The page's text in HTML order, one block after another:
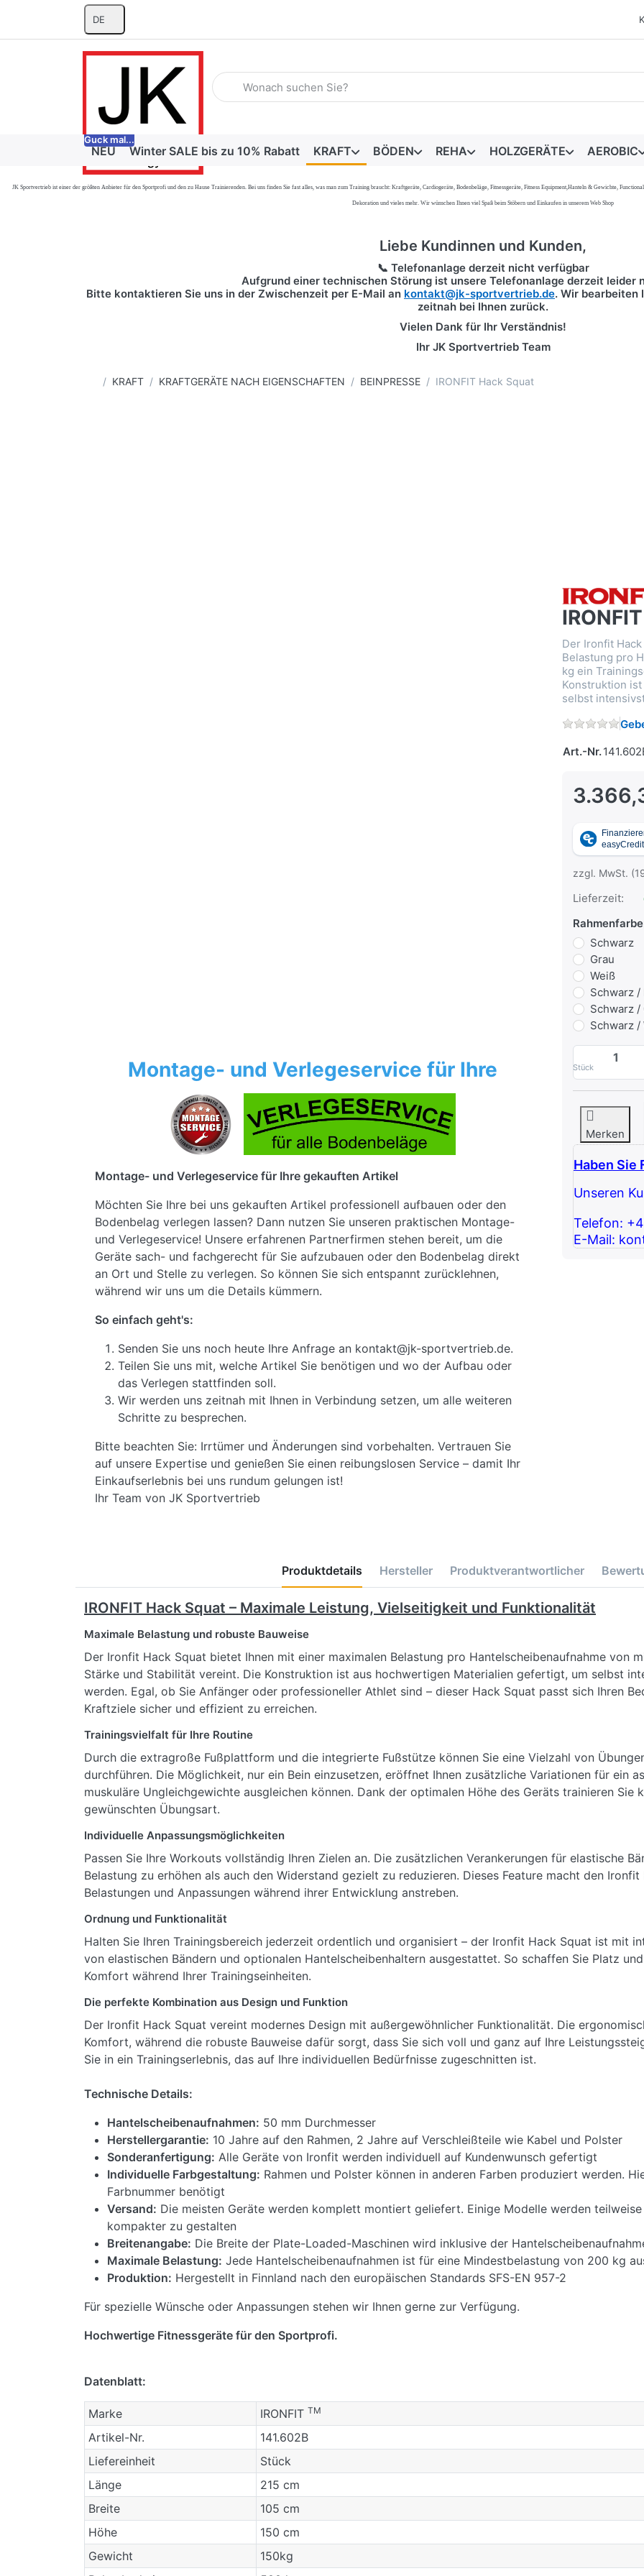
DE
Geben Sie einen Suchbegriff ein. Während Sie tippen, erscheinen automatisch
NEU
Guck mal...
Winter SALE bis zu 10% Rabatt KRAFT BÖDEN REHA HOLZGERÄTE AEROBIC
JK Sportvertrieb ist einer der größten Anbieter für den Sportprofi und den zu Hause Trainierenden. Bei uns finden Sie fast alles, was man zum Training braucht: Kraftgeräte, Cardiogeräte, Bodenbeläge, Fitnessgeräte, Fitness Equipment,Hanteln & Gewichte,
Dekoration und vieles mehr. Wir wünschen Ihnen viel Spaß beim Stöbern und Einkaufen in unserem Web Shop
Liebe Kundinnen und Kunden,
📞 Telefonanlage derzeit nicht verfügbar
Aufgrund einer technischen Störung ist unsere Telefonanlage derzeit leider
Bitte kontaktieren Sie uns in der Zwischenzeit per E-Mail an kontakt@jk-sportvertrieb.de. Wir bearbeiten
zeitnah bei Ihnen zurück.
Vielen Dank für Ihr Verständnis!
Ihr JK Sportvertrieb Team
Startseite
KRAFT KRAFTGERÄTE NACH EIGENSCHAFTEN BEINPRESSE IRONFIT Hack Squat
Montage- und Verlegeservice für Ihre
Montage- und Verlegeservice für Ihre gekauften Artikel
Möchten Sie Ihre bei uns gekauften Artikel professionell aufbauen oder den
Bodenbelag verlegen lassen? Dann nutzen Sie unseren praktischen Montage-
und Verlegeservice! Unsere erfahrenen Partnerfirmen stehen bereit, um die
Geräte sach- und fachgerecht für Sie aufzubauen oder den Bodenbelag direkt
an Ort und Stelle zu verlegen. So können Sie sich entspannt zurücklehnen,
während wir uns um die Details kümmern.
So einfach geht's:
Senden Sie uns noch heute Ihre Anfrage an kontakt@jk-sportvertrieb.de.
Teilen Sie uns mit, welche Artikel Sie benötigen und wo der Aufbau oder
das Verlegen stattfinden soll.
Wir werden uns zeitnah mit Ihnen in Verbindung setzen, um alle weiteren
Schritte zu besprechen.
Bitte beachten Sie: Irrtümer und Änderungen sind vorbehalten. Vertrauen Sie
auf unsere Expertise und genießen Sie einen reibungslosen Service – damit Ihr
Einkaufserlebnis bei uns rundum gelungen ist!
Ihr Team von JK Sportvertrieb
Der Ironfit
Belastung pro
kg ein
Konstruktion
selbst
Art.-Nr.
zzgl. MwSt.
Lieferzeit:
Schwarz
Grau
Weiß
Schwarz /
Schwarz /
Schwarz /
Stück
Merken
Haben Sie
Unseren
Telefon:
E-Mail:
Produktdetails Hersteller Produktverantwortlicher
IRONFIT Hack Squat – Maximale Leistung, Vielseitigkeit und Funktionalität
Maximale Belastung und robuste Bauweise
Der Ironfit Hack Squat bietet Ihnen mit einer maximalen Belastung pro Hantelscheibenaufnahme von
Stärke und Stabilität vereint. Die Konstruktion ist aus hochwertigen Materialien gefertigt, um selbst
werden. Egal, ob Sie Anfänger oder professioneller Athlet sind – dieser Hack Squat passt sich Ihren
Kraftziele sicher und effizient zu erreichen.
Trainingsvielfalt für Ihre Routine
Durch die extragroße Fußplattform und die integrierte Fußstütze können Sie eine Vielzahl von
durchführen. Die Möglichkeit, nur ein Bein einzusetzen, eröffnet Ihnen zusätzliche Variationen für ein
muskuläre Ungleichgewichte ausgleichen können. Dank der optimalen Höhe des Geräts trainieren
gewünschten Übungsart.
Individuelle Anpassungsmöglichkeiten
Passen Sie Ihre Workouts vollständig Ihren Zielen an. Die zusätzlichen Verankerungen für elastische
Belastung zu erhöhen als auch den Widerstand gezielt zu reduzieren. Dieses Feature macht den
Belastungen und Anpassungen während ihrer Entwicklung anstreben.
Ordnung und Funktionalität
Halten Sie Ihren Trainingsbereich jederzeit ordentlich und organisiert – der Ironfit Hack Squat ist mit
von elastischen Bändern und optionalen Hantelscheibenhaltern ausgestattet. So schaffen Sie Platz
Komfort während Ihrer Trainingseinheiten.
Die perfekte Kombination aus Design und Funktion
Der Ironfit Hack Squat vereint modernes Design mit außergewöhnlicher Funktionalität. Die
Komfort, während die robuste Bauweise dafür sorgt, dass Sie sich voll und ganz auf Ihre
Sie in ein Trainingserlebnis, das auf Ihre individuellen Bedürfnisse zugeschnitten ist.
Technische Details:
Hantelscheibenaufnahmen: 50 mm Durchmesser
Herstellergarantie: 10 Jahre auf den Rahmen, 2 Jahre auf Verschleißteile wie Kabel und Polster
Sonderanfertigung: Alle Geräte von Ironfit werden individuell auf Kundenwunsch gefertigt
Individuelle Farbgestaltung: Rahmen und Polster können in anderen Farben produziert werden.
Farbnummer benötigt
Versand: Die meisten Geräte werden komplett montiert geliefert. Einige Modelle werden
kompakter zu gestalten
Breitenangabe: Die Breite der Plate-Loaded-Maschinen wird inklusive der
Maximale Belastung: Jede Hantelscheibenaufnahmen ist für eine Mindestbelastung von 200 kg
Produktion: Hergestellt in Finnland nach den europäischen Standards SFS-EN 957-2
Für spezielle Wünsche oder Anpassungen stehen wir Ihnen gerne zur Verfügung.
Hochwertige Fitnessgeräte für den Sportprofi.
Datenblatt:
Marke IRONFIT TM
Artikel-Nr.
141.602B
Liefereinheit
Stück
Länge
215 cm
Breite
105 cm
Höhe
150 cm
Gewicht
150kg